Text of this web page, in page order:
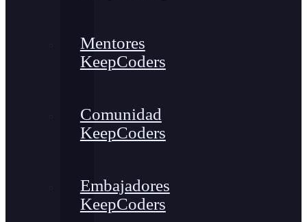
Mentores
KeepCoders
Comunidad
KeepCoders
Embajadores
KeepCoders